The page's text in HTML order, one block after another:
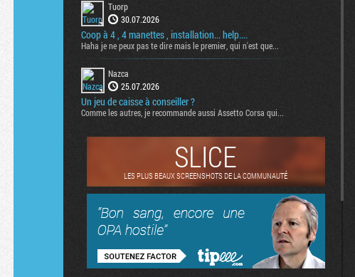
Tuorp
30.07.2026
Coop à 4 , 4 manettes , installation... help....
Haha je ne peux pas te dire mais le premier, qui n'est que...
Nazca
25.07.2026
Un jeu de caisse à conseiller ?
Comme les autres, je recommande aussi Assetto Corsa qui...
SLICE
LES PLUS BEAUX SCREENSHOTS DE LA COMMUNAUTÉ